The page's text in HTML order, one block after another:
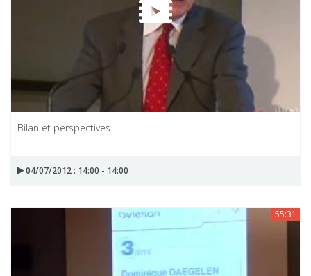
Bilan et perspectives
04/07/2012 : 14:00 - 14:00
55:31